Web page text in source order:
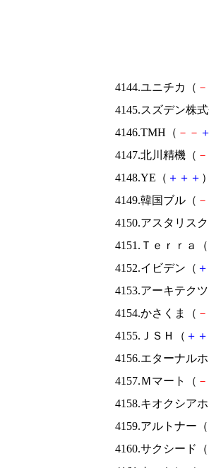
4144.ユニチカ（ －
4145.スズデン株
4146.TMH（ － －
4147.北川精機（ －
4148.YE（ ＋ ＋ ＋
4149.韓国ブル（ －
4150.アスタリス
4151.Ｔｅｒｒａ（
4152.イビデン（ ＋
4153.アーキテク
4154.かさくま（ －
4155.ＪＳＨ（ ＋ ＋
4156.エターナル
4157.Ｍマート（ －
4158.キオクシア
4159.アルトナー（
4160.サクシード（